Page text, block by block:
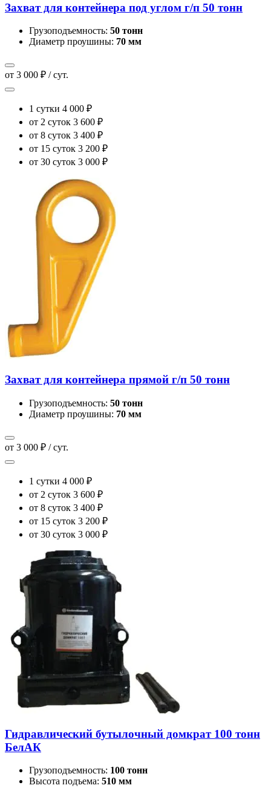
Захват для контейнера под углом г/п 50 тонн
Грузоподъемность: 50 тонн
Диаметр проушины: 70 мм
от 3 000 ₽ / сут.
1 сутки 4 000 ₽
от 2 суток 3 600 ₽
от 8 суток 3 400 ₽
от 15 суток 3 200 ₽
от 30 суток 3 000 ₽
Захват для контейнера прямой г/п 50 тонн
Грузоподъемность: 50 тонн
Диаметр проушины: 70 мм
от 3 000 ₽ / сут.
1 сутки 4 000 ₽
от 2 суток 3 600 ₽
от 8 суток 3 400 ₽
от 15 суток 3 200 ₽
от 30 суток 3 000 ₽
Гидравлический бутылочный домкрат 100 тонн
БелАК
Грузоподъемность: 100 тонн
Высота подъема: 510 мм